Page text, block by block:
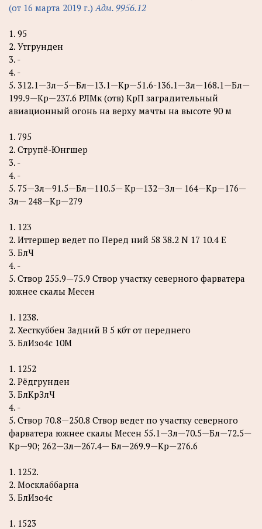
(от 16 марта 2019 г.) Адм. 9956.12
1. 95
2. Утгрунден
3. -
4. -
5. 312.1—Зл—5—Бл—13.1—Кр—51.6-136.1—Зл—168.1—Бл—
199.9—Кр—237.6 РЛМк (отв) КрП заградительный
авиационный огонь на верху мачты на высоте 90 м
1. 795
2. Струпё-Юнгшер
3. -
4. -
5. 75—Зл—91.5—Бл—110.5— Кр—132—Зл— 164—Кр—176—
Зл— 248—Кр—279
1. 123
2. Иттершер ведет по Перед ний 58 38.2 N 17 10.4 Е
3. БлЧ
4. -
5. Створ 255.9—75.9 Створ участку северного фарватера
южнее скалы Месен
1. 1238.
2. Хесткуббен Задний В 5 кбт от переднего
3. БлИзо4с 10М
1. 1252
2. Рёдгрунден
3. БлКрЗлЧ
4. -
5. Створ 70.8—250.8 Створ ведет по участку северного
фарватера южнее скалы Месен 55.1—Зл—70.5—Бл—72.5—
Кр—90; 262—Зл—267.4— Бл—269.9—Кр—276.6
1. 1252.
2. Москлаббарна
3. БлИзо4с
1. 1523